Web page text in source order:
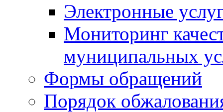
Электронные
Мониторинг
муниципальных
Формы обращений
Порядок